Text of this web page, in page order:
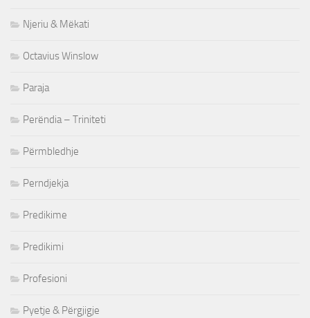
Njeriu & Mëkati
Octavius Winslow
Paraja
Perëndia – Triniteti
Përmbledhje
Perndjekja
Predikime
Predikimi
Profesioni
Pyetje & Përgjigje